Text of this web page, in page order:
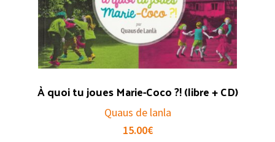
À quoi tu joues Marie-Coco ?! (libre + CD)
Quaus de lanla
15.00€